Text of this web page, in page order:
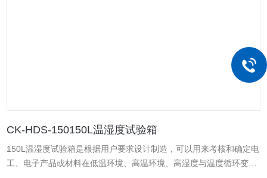
CK-HDS-150150L温湿度试验箱
150L温湿度试验箱是根据用户要求设计制造，可以用来考核和确定电
工、电子产品或材料在低温环境、高温环境、高湿度与温度循环变化